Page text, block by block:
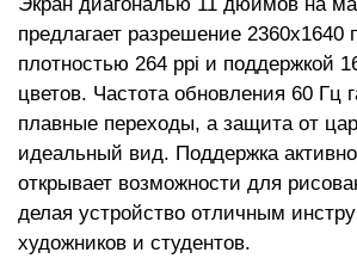
предлагает разрешение 2360x1640
плотностью 264 ppi и поддержкой
цветов. Частота обновления 60 Гц
плавные переходы, а защита от
идеальный вид. Поддержка
открывает возможности для
делая устройство отличным
художников и студентов.